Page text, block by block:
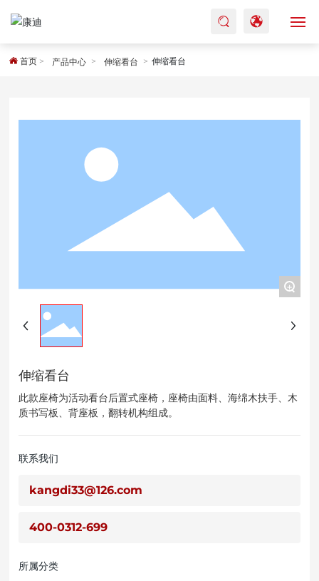
网站首页
联系我们
首页 产品中心 伸缩看台 伸缩看台
+
伸缩看台
此款座椅为活动看台后置式座椅，座椅由面料、海绵木扶手、木
质书写板、背座板，翻转机构组成。
联系我们
kangdi33@126.com
400-0312-699
所属分类